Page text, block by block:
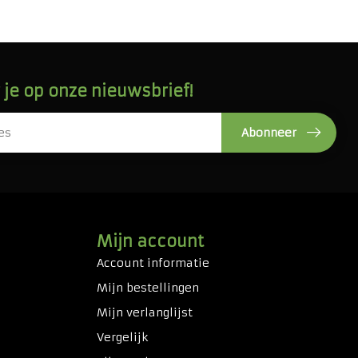
je op onze nieuwsbrief!
Abonneer
Mijn account
Account informatie
Mijn bestellingen
Mijn verlanglijst
Vergelijk